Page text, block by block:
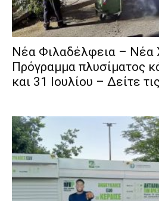
Νέα Φιλαδέλφεια – Νέα
Πρόγραμμα πλυσίματος
και 31 Ιουλίου – Δείτε